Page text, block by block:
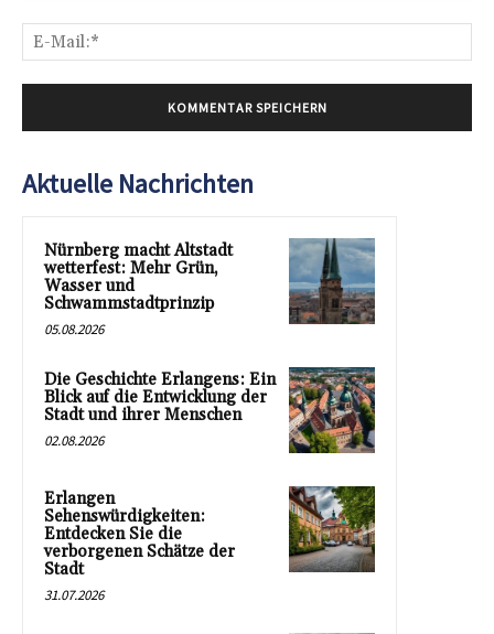
Aktuelle Nachrichten
Nürnberg macht Altstadt
wetterfest: Mehr Grün,
Wasser und
Schwammstadtprinzip
05.08.2026
Die Geschichte Erlangens: Ein
Blick auf die Entwicklung der
Stadt und ihrer Menschen
02.08.2026
Erlangen
Sehenswürdigkeiten:
Entdecken Sie die
verborgenen Schätze der
Stadt
31.07.2026